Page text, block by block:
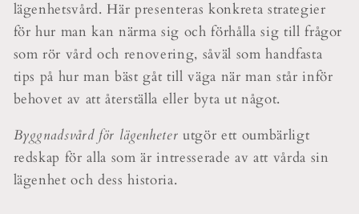
lägenhetsvård. Här presenteras konkreta strategier
för hur man kan närma sig och förhålla sig till frågor
som rör vård och renovering, såväl som handfasta
tips på hur man bäst gåt till väga när man står inför
behovet av att återställa eller byta ut något.
Byggnadsvård för lägenheter utgör ett oumbärligt
redskap för alla som är intresserade av att vårda sin
lägenhet och dess historia.